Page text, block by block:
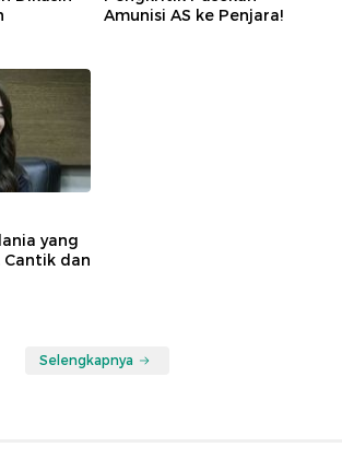
Amunisi AS ke Penjara!
yang
Cantik dan
Selengkapnya